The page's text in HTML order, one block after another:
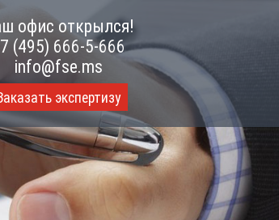
офис открылся!
(495) 666-5-666
info@fse.ms
экспертизу